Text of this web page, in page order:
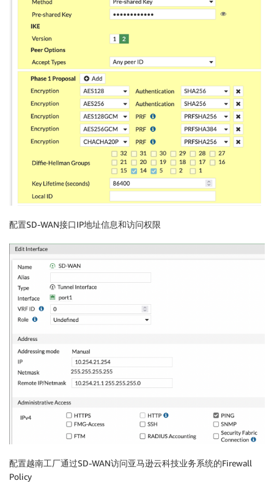
配置SD-WAN接口IP地址信息和访问权限
配置越南工厂通过SD-WAN访问亚马逊云科技业务系统的Firewall
Policy